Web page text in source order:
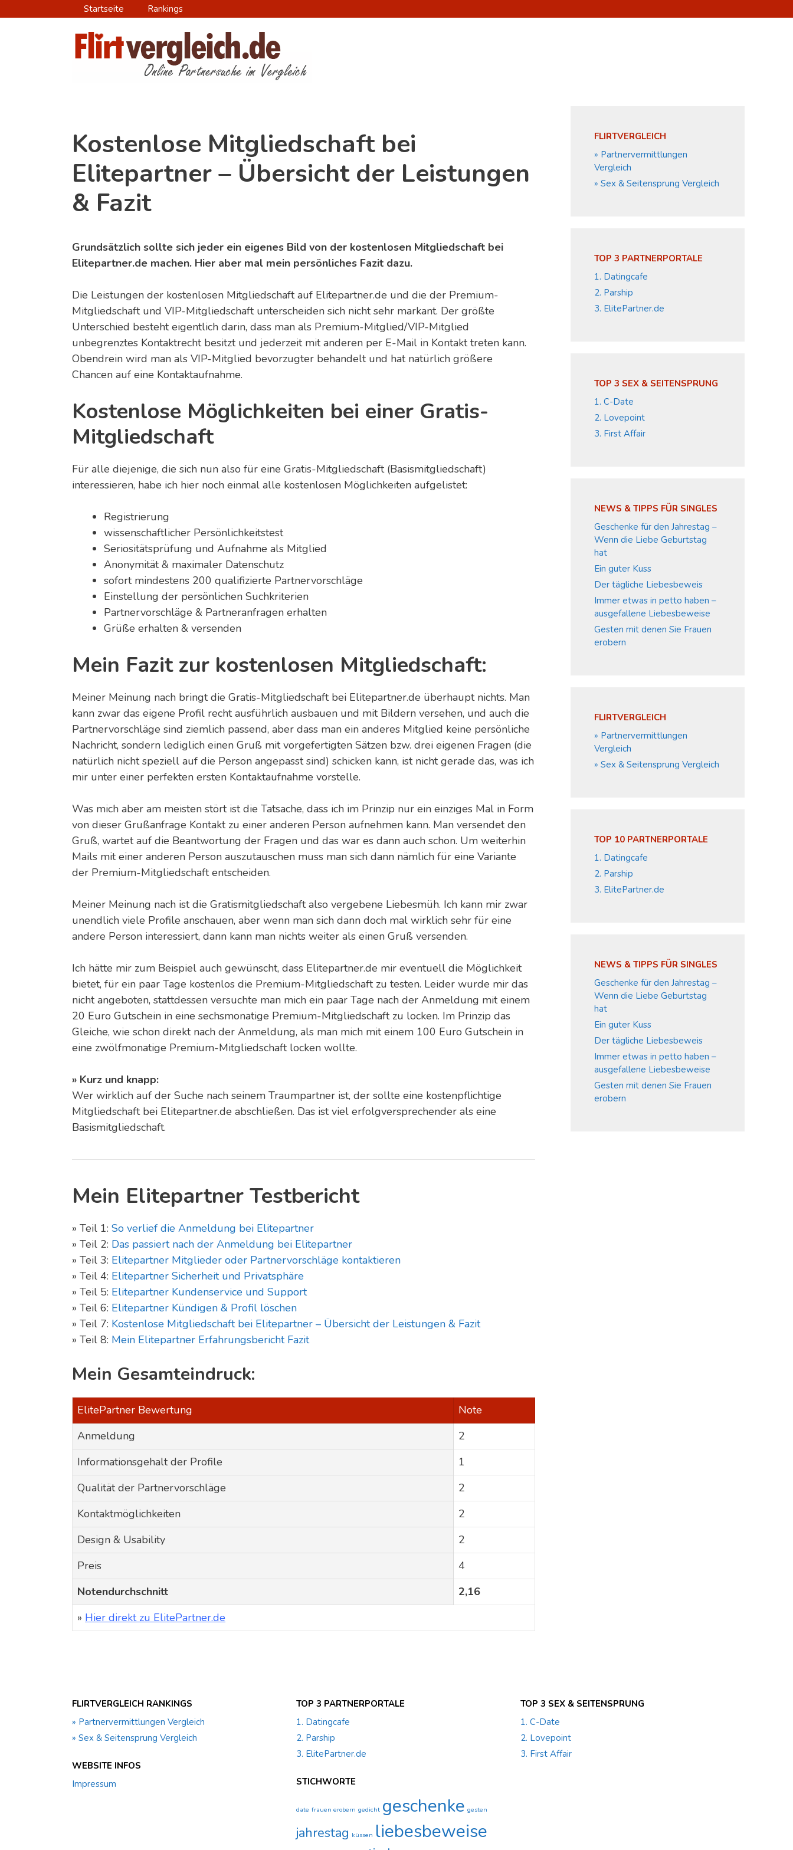
Startseite Rankings
Kostenlose Mitgliedschaft bei
Elitepartner – Übersicht der Leistungen
& Fazit
Grundsätzlich sollte sich jeder ein eigenes Bild von der kostenlosen Mitgliedschaft bei
Elitepartner.de machen. Hier aber mal mein persönliches Fazit dazu.
Die Leistungen der kostenlosen Mitgliedschaft auf Elitepartner.de und die der Premium-
Mitgliedschaft und VIP-Mitgliedschaft unterscheiden sich nicht sehr markant. Der größte
Unterschied besteht eigentlich darin, dass man als Premium-Mitglied/VIP-Mitglied
unbegrenztes Kontaktrecht besitzt und jederzeit mit anderen per E-Mail in Kontakt treten kann.
Obendrein wird man als VIP-Mitglied bevorzugter behandelt und hat natürlich größere
Chancen auf eine Kontaktaufnahme.
Kostenlose Möglichkeiten bei einer Gratis-
Mitgliedschaft
Für alle diejenige, die sich nun also für eine Gratis-Mitgliedschaft (Basismitgliedschaft)
interessieren, habe ich hier noch einmal alle kostenlosen Möglichkeiten aufgelistet:
Registrierung
wissenschaftlicher Persönlichkeitstest
Seriositätsprüfung und Aufnahme als Mitglied
Anonymität & maximaler Datenschutz
sofort mindestens 200 qualifizierte Partnervorschläge
Einstellung der persönlichen Suchkriterien
Partnervorschläge & Partneranfragen erhalten
Grüße erhalten & versenden
Mein Fazit zur kostenlosen Mitgliedschaft:
Meiner Meinung nach bringt die Gratis-Mitgliedschaft bei Elitepartner.de überhaupt nichts. Man
kann zwar das eigene Profil recht ausführlich ausbauen und mit Bildern versehen, und auch die
Partnervorschläge sind ziemlich passend, aber dass man ein anderes Mitglied keine persönliche
Nachricht, sondern lediglich einen Gruß mit vorgefertigten Sätzen bzw. drei eigenen Fragen (die
natürlich nicht speziell auf die Person angepasst sind) schicken kann, ist nicht gerade das, was ich
mir unter einer perfekten ersten Kontaktaufnahme vorstelle.
Was mich aber am meisten stört ist die Tatsache, dass ich im Prinzip nur ein einziges Mal in Form
von dieser Grußanfrage Kontakt zu einer anderen Person aufnehmen kann. Man versendet den
Gruß, wartet auf die Beantwortung der Fragen und das war es dann auch schon. Um weiterhin
Mails mit einer anderen Person auszutauschen muss man sich dann nämlich für eine Variante
der Premium-Mitgliedschaft entscheiden.
Meiner Meinung nach ist die Gratismitgliedschaft also vergebene Liebesmüh. Ich kann mir zwar
unendlich viele Profile anschauen, aber wenn man sich dann doch mal wirklich sehr für eine
andere Person interessiert, dann kann man nichts weiter als einen Gruß versenden.
Ich hätte mir zum Beispiel auch gewünscht, dass Elitepartner.de mir eventuell die Möglichkeit
bietet, für ein paar Tage kostenlos die Premium-Mitgliedschaft zu testen. Leider wurde mir das
nicht angeboten, stattdessen versuchte man mich ein paar Tage nach der Anmeldung mit einem
20 Euro Gutschein in eine sechsmonatige Premium-Mitgliedschaft zu locken. Im Prinzip das
Gleiche, wie schon direkt nach der Anmeldung, als man mich mit einem 100 Euro Gutschein in
eine zwölfmonatige Premium-Mitgliedschaft locken wollte.
» Kurz und knapp:
Wer wirklich auf der Suche nach seinem Traumpartner ist, der sollte eine kostenpflichtige
Mitgliedschaft bei Elitepartner.de abschließen. Das ist viel erfolgversprechender als eine
Basismitgliedschaft.
Mein Elitepartner Testbericht
» Teil 1: So verlief die Anmeldung bei Elitepartner
» Teil 2: Das passiert nach der Anmeldung bei Elitepartner
» Teil 3: Elitepartner Mitglieder oder Partnervorschläge kontaktieren
» Teil 4: Elitepartner Sicherheit und Privatsphäre
» Teil 5: Elitepartner Kundenservice und Support
» Teil 6: Elitepartner Kündigen & Profil löschen
» Teil 7: Kostenlose Mitgliedschaft bei Elitepartner – Übersicht der Leistungen & Fazit
» Teil 8: Mein Elitepartner Erfahrungsbericht Fazit
Mein Gesamteindruck:
ElitePartner Bewertung
Note
Anmeldung
2
Informationsgehalt der Profile
1
Qualität der Partnervorschläge
2
Kontaktmöglichkeiten
2
Design & Usability
2
Preis
4
Notendurchschnitt
2,16
» Hier direkt zu ElitePartner.de
FLIRTVERGLEICH
» Partnervermittlungen
Vergleich
» Sex & Seitensprung Vergleich
TOP 3 PARTNERPORTALE
1. Datingcafe
2. Parship
3. ElitePartner.de
TOP 3 SEX & SEITENSPRUNG
1. C-Date
2. Lovepoint
3. First Affair
NEWS & TIPPS FÜR SINGLES
Geschenke für den Jahrestag –
Wenn die Liebe Geburtstag
hat
Ein guter Kuss
Der tägliche Liebesbeweis
Immer etwas in petto haben –
ausgefallene Liebesbeweise
Gesten mit denen Sie Frauen
erobern
FLIRTVERGLEICH
» Partnervermittlungen
Vergleich
» Sex & Seitensprung Vergleich
TOP 10 PARTNERPORTALE
1. Datingcafe
2. Parship
3. ElitePartner.de
NEWS & TIPPS FÜR SINGLES
Geschenke für den Jahrestag –
Wenn die Liebe Geburtstag
hat
Ein guter Kuss
Der tägliche Liebesbeweis
Immer etwas in petto haben –
ausgefallene Liebesbeweise
Gesten mit denen Sie Frauen
erobern
FLIRTVERGLEICH RANKINGS
» Partnervermittlungen Vergleich
» Sex & Seitensprung Vergleich
WEBSITE INFOS
Impressum
TOP 3 PARTNERPORTALE
1. Datingcafe
2. Parship
3. ElitePartner.de
STICHWORTE
date frauen erobern gedicht geschenke gesten
jahrestag küssen liebesbeweise
TOP 3 SEX & SEITENSPRUNG
1. C-Date
2. Lovepoint
3. First Affair